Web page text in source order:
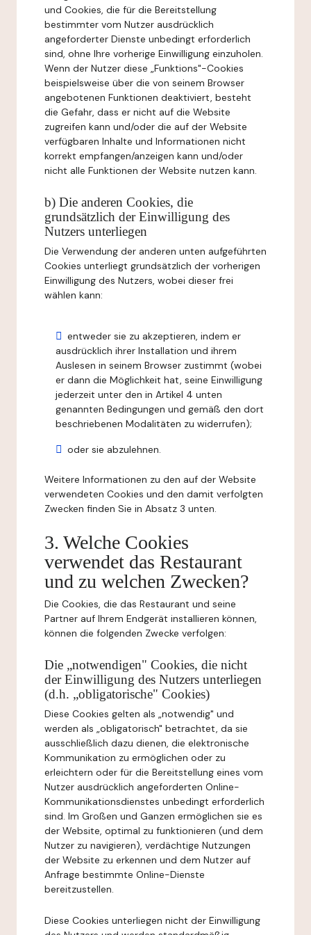
und Cookies, die für die Bereitstellung
bestimmter vom Nutzer ausdrücklich
angeforderter Dienste unbedingt erforderlich
sind, ohne Ihre vorherige Einwilligung einzuholen.
Wenn der Nutzer diese „Funktions"-Cookies
beispielsweise über die von seinem Browser
angebotenen Funktionen deaktiviert, besteht
die Gefahr, dass er nicht auf die Website
zugreifen kann und/oder die auf der Website
verfügbaren Inhalte und Informationen nicht
korrekt empfangen/anzeigen kann und/oder
nicht alle Funktionen der Website nutzen kann.
b) Die anderen Cookies, die
grundsätzlich der Einwilligung des
Nutzers unterliegen
Die Verwendung der anderen unten aufgeführten
Cookies unterliegt grundsätzlich der vorherigen
Einwilligung des Nutzers, wobei dieser frei
wählen kann:
entweder sie zu akzeptieren, indem er
ausdrücklich ihrer Installation und ihrem
Auslesen in seinem Browser zustimmt (wobei
er dann die Möglichkeit hat, seine Einwilligung
jederzeit unter den in Artikel 4 unten
genannten Bedingungen und gemäß den dort
beschriebenen Modalitäten zu widerrufen);
oder sie abzulehnen.
Weitere Informationen zu den auf der Website
verwendeten Cookies und den damit verfolgten
Zwecken finden Sie in Absatz 3 unten.
3. Welche Cookies
verwendet das Restaurant
und zu welchen Zwecken?
Die Cookies, die das Restaurant und seine
Partner auf Ihrem Endgerät installieren können,
können die folgenden Zwecke verfolgen:
Die „notwendigen" Cookies, die nicht
der Einwilligung des Nutzers unterliegen
(d.h. „obligatorische" Cookies)
Diese Cookies gelten als „notwendig" und
werden als „obligatorisch" betrachtet, da sie
ausschließlich dazu dienen, die elektronische
Kommunikation zu ermöglichen oder zu
erleichtern oder für die Bereitstellung eines vom
Nutzer ausdrücklich angeforderten Online-
Kommunikationsdienstes unbedingt erforderlich
sind. Im Großen und Ganzen ermöglichen sie es
der Website, optimal zu funktionieren (und dem
Nutzer zu navigieren), verdächtige Nutzungen
der Website zu erkennen und dem Nutzer auf
Anfrage bestimmte Online-Dienste
bereitzustellen.
Diese Cookies unterliegen nicht der Einwilligung